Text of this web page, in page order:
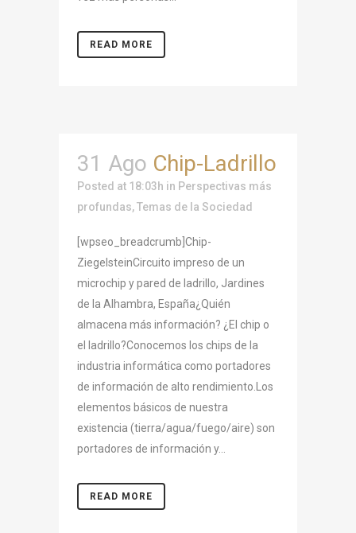
READ MORE
31 Ago Chip-Ladrillo
Posted at 18:03h in Perspectivas más
profundas,Temas de la Sociedad
[wpseo_breadcrumb]Chip-
ZiegelsteinCircuito impreso de un
microchip y pared de ladrillo, Jardines
de la Alhambra, España¿Quién
almacena más información? ¿El chip o
el ladrillo?Conocemos los chips de la
industria informática como portadores
de información de alto rendimiento.Los
elementos básicos de nuestra
existencia (tierra/agua/fuego/aire) son
portadores de información y...
READ MORE